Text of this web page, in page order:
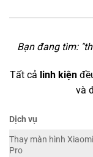
Bạn đang tìm: "
Tất cả linh kiện
và
Dịch vụ
Thay màn hình
Pro